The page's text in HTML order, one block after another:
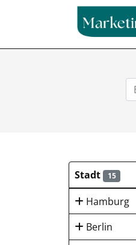
Stadt 15
Hamburg
Berlin